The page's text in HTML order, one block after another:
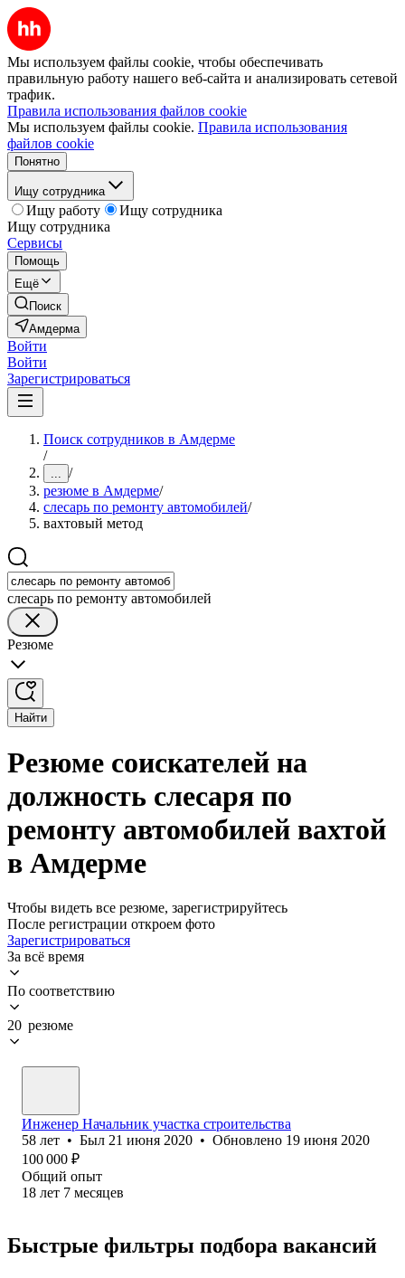
Мы используем файлы cookie, чтобы обеспечивать
правильную работу нашего веб-сайта и анализировать сетевой
трафик.
Правила использования файлов cookie
Мы используем файлы cookie. Правила использования
файлов cookie
Понятно
Ищу сотрудника
Ищу работу
Ищу сотрудника
Ищу сотрудника
Сервисы
Помощь
Ещё
Поиск
Амдерма
Войти
Войти
Зарегистрироваться
Поиск сотрудников в Амдерме
/
... /
резюме в Амдерме/
слесарь по ремонту автомобилей/
вахтовый метод
слесарь по ремонту автомобилей
Резюме
Найти
Резюме соискателей на
должность слесаря по
ремонту автомобилей вахтой
в Амдерме
Чтобы видеть все резюме, зарегистрируйтесь
После регистрации откроем фото
Зарегистрироваться
За всё время
По соответствию
20 резюме
Инженер Начальник участка строительства
58 лет • Был 21 июня 2020 • Обновлено 19 июня 2020
100 000 ₽
Общий опыт
18 лет 7 месяцев
Быстрые фильтры подбора вакансий